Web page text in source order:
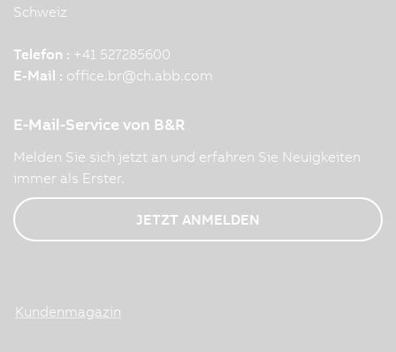
Schweiz
Telefon : +41 527285600
E-Mail : office.br@ch.abb.com
E-Mail-Service von B&R
Melden Sie sich jetzt an und erfahren Sie Neuigkeiten
immer als Erster.
JETZT ANMELDEN
Kundenmagazin